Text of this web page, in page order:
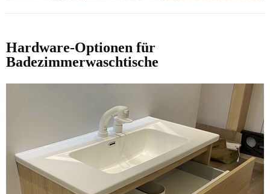
Hardware-Optionen für
Badezimmerwaschtische